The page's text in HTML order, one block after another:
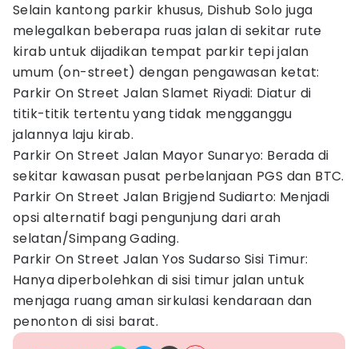
Selain kantong parkir khusus, Dishub Solo juga
melegalkan beberapa ruas jalan di sekitar rute
kirab untuk dijadikan tempat parkir tepi jalan
umum (on-street) dengan pengawasan ketat:
Parkir On Street Jalan Slamet Riyadi: Diatur di
titik-titik tertentu yang tidak mengganggu
jalannya laju kirab.
Parkir On Street Jalan Mayor Sunaryo: Berada di
sekitar kawasan pusat perbelanjaan PGS dan BTC.
Parkir On Street Jalan Brigjend Sudiarto: Menjadi
opsi alternatif bagi pengunjung dari arah
selatan/Simpang Gading.
Parkir On Street Jalan Yos Sudarso Sisi Timur:
Hanya diperbolehkan di sisi timur jalan untuk
menjaga ruang aman sirkulasi kendaraan dan
penonton di sisi barat.